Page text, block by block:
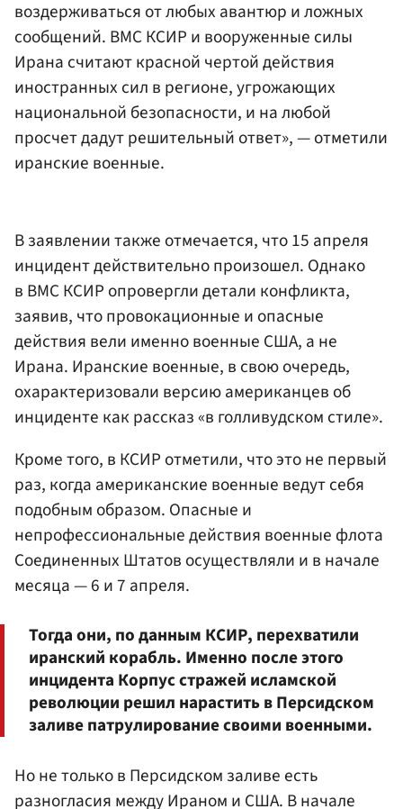
воздерживаться от любых авантюр и ложных
сообщений. ВМС КСИР и вооруженные силы
Ирана считают красной чертой действия
иностранных сил в регионе, угрожающих
национальной безопасности, и на любой
просчет дадут решительный ответ», — отметили
иранские военные.
В заявлении также отмечается, что 15 апреля
инцидент действительно произошел. Однако
в ВМС КСИР опровергли детали конфликта,
заявив, что провокационные и опасные
действия вели именно военные США, а не
Ирана. Иранские военные, в свою очередь,
охарактеризовали версию американцев об
инциденте как рассказ «в голливудском стиле».
Кроме того, в КСИР отметили, что это не первый
раз, когда американские военные ведут себя
подобным образом. Опасные и
непрофессиональные действия военные флота
Соединенных Штатов осуществляли и в начале
месяца — 6 и 7 апреля.
Тогда они, по данным КСИР, перехватили
иранский корабль. Именно после этого
инцидента Корпус стражей исламской
революции решил нарастить в Персидском
заливе патрулирование своими военными.
Но не только в Персидском заливе есть
разногласия между Ираном и США. В начале